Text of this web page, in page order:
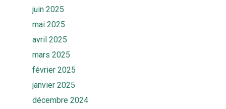
juin 2025
mai 2025
avril 2025
mars 2025
février 2025
janvier 2025
décembre 2024